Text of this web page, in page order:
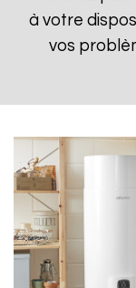
à votre
vos